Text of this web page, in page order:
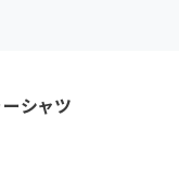
シャツ